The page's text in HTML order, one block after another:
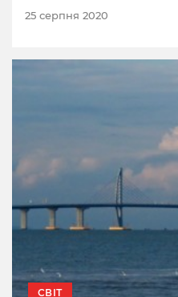
25 серпня 2020
СВІТ